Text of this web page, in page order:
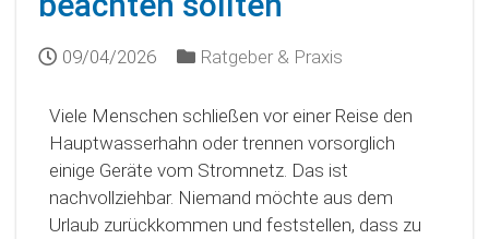
09/04/2026 Ratgeber & Praxis
Viele Menschen schließen vor einer Reise den
Hauptwasserhahn oder trennen vorsorglich
einige Geräte vom Stromnetz. Das ist
nachvollziehbar. Niemand möchte aus dem
Urlaub zurückkommen und feststellen, dass zu